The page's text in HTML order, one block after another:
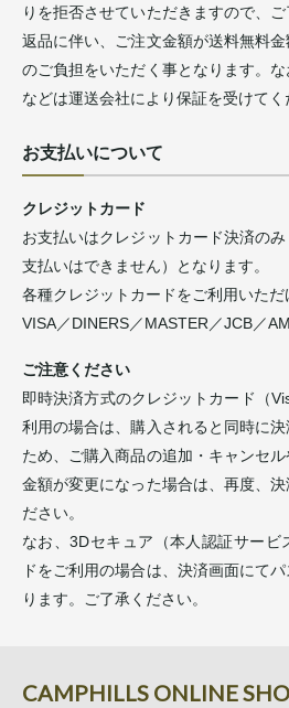
りを拒否させていただきますので、
返品に伴い、ご注文金額が送料無料
のご負担をいただく事となります。
などは運送会社により保証を受けてく
お支払いについて
クレジットカード
お支払いはクレジットカード決済の
支払いはできません）となります。
各種クレジットカードをご利用いただ
VISA／DINERS／MASTER／JCB／
ご注意ください
即時決済方式のクレジットカード（
利用の場合は、購入されると同時に
ため、ご購入商品の追加・キャンセ
金額が変更になった場合は、再度、
ださい。
なお、3Dセキュア（本人認証サービ
ドをご利用の場合は、決済画面にて
ります。ご了承ください。
CAMPHILLS ONLINE